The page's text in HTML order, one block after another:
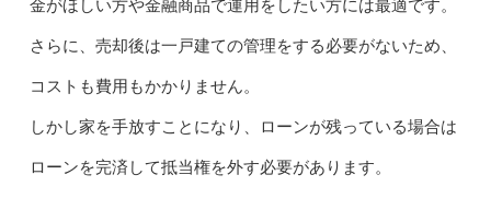
金がほしい方や金融商品で運用をしたい方には最適です。
さらに、売却後は一戸建ての管理をする必要がないため、
コストも費用もかかりません。
しかし家を手放すことになり、ローンが残っている場合は
ローンを完済して抵当権を外す必要があります。